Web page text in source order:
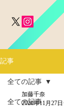
記事
全ての記事
全ての記事
加藤千奈
2020年11月27日